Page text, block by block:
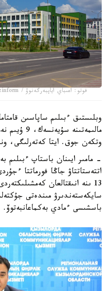
فوتو: اعىباي اياپبەرگەنوۆ / Kazinform
وبلىستىق ءبىلىم ساپاسىن
وتكەن جوق. ايتا كەتەرلىگى،
- مامىر ايىنان باستاپ ءبىلىم
سايكەستەندىرۋ مىندەتى
باسشىسى ءمادي بەكماعانبەتوۆ.